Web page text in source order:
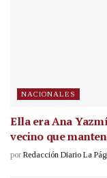
NACIONALES
Ella era Ana
vecino que
por Redacción Diario La